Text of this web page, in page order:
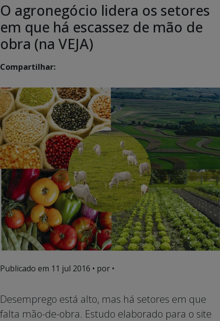
O agronegócio lidera os setores
em que há escassez de mão de
obra (na VEJA)
Compartilhar:
Publicado em 11 jul 2016 • por •
Desemprego está alto, mas há setores em que
falta mão-de-obra. Estudo elaborado para o site